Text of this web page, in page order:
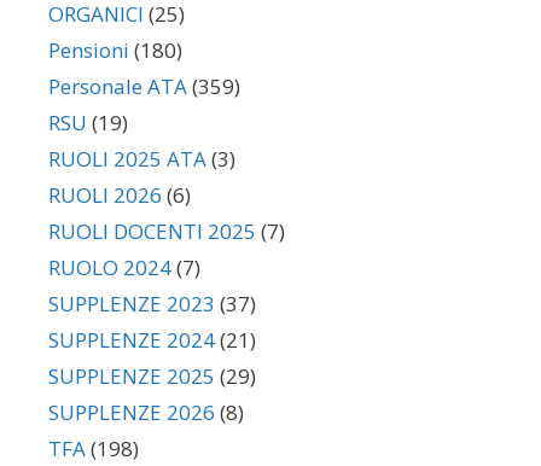
ORGANICI (25)
Pensioni (180)
Personale ATA(359)
RSU (19)
RUOLI 2025 ATA(3)
RUOLI 2026 (6)
RUOLI DOCENTI 2025 (7)
RUOLO 2024(7)
SUPPLENZE 2023 (37)
SUPPLENZE 2024(21)
SUPPLENZE 2025 (29)
SUPPLENZE 2026 (8)
TFA(198)